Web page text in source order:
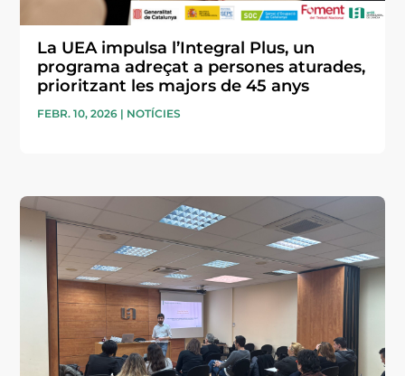
La UEA impulsa l’Integral Plus, un
programa adreçat a persones aturades,
prioritzant les majors de 45 anys
FEBR. 10, 2026 | NOTÍCIES